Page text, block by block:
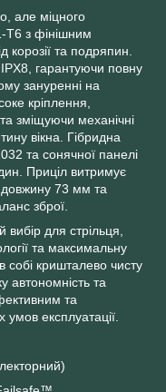
але міцного
T6 з фінішним
та подряпин.
гарантуючи повну
зануренні на
кріплення,
зміщуючи механічні
вікна. Гібридна
та сонячної панелі
Приціл витримує
73 мм та
зброї.
для стрільця,
та максимальну
собі кришталево чисту
автономність та
та
експлуатації.